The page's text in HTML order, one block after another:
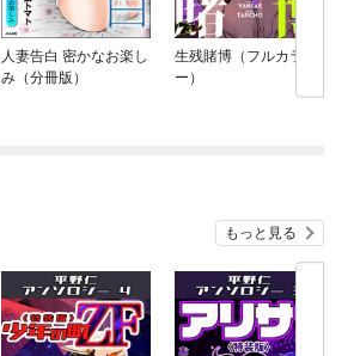
人妻告白 密かなお楽し
み（分冊版）
生残賭博（フルカラ
ー）
もっと見る